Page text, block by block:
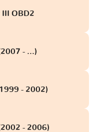
III OBD2
- ...)
- 2002)
- 2006)